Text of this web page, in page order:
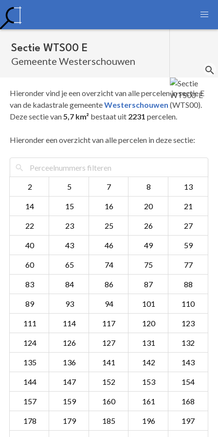
Sectie WTS00 E
Gemeente Westerschouwen
Hieronder vind je een overzicht van alle percelen in sectie E
van de kadastrale gemeenteWesterschouwen (WTS00).
Deze sectie van5,7 km² bestaat uit 2231 percelen.
Hieronder een overzicht van alle percelen in deze sectie:
2 5 7 8 13
14 15 16 20 21
22 23 25 26 27
40 43 46 49 59
60 65 74 75 77
83 84 86 87 88
89 93 94 101 110
111 114 117 120 123
124 126 127 131 132
135 136 141 142 143
144 147 152 153 154
157 159 160 161 168
178 179 185 196 197
Sectie WTS00 E
Gemeente Westerschouwen
Details